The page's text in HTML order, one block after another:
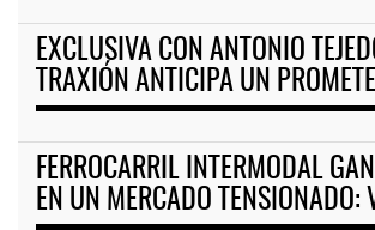
EXCLUSIVA CON ANTONIO
TRAXIÓN ANTICIPA UN
FERROCARRIL INTERMODAL
EN UN MERCADO TENSIONADO: